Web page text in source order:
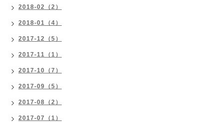
2018-02（2）
2018-01（4）
2017-12（5）
2017-11（1）
2017-10（7）
2017-09（5）
2017-08（2）
2017-07（1）